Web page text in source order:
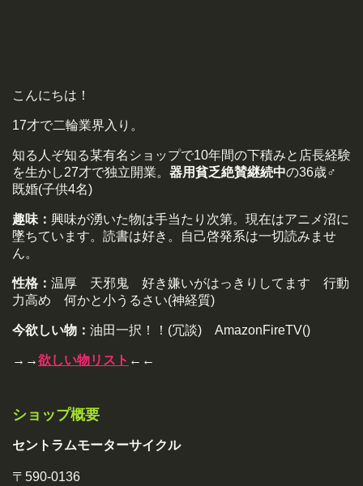
こんにちは！
17才で二輪業界入り。
知る人ぞ知る某有名ショップで10年間の下積みと店長経験
を生かし27才で独立開業。 器用貧乏絶賛継続中の36歳♂
既婚(子供4名)
趣味： 興味が湧いた物は手当たり次第。現在はアニメ沼に
墜ちています。読書は好き。自己啓発系は一切読みませ
ん。
性格： 温厚 天邪鬼 好き嫌いがはっきりしてます 行動
力高め 何かと小うるさい(神経質)
今欲しい物： 油田一択！！(冗談) AmazonFireTV()
→→欲しい物リスト ←←
ショップ概要
セントラムモーターサイクル
〒590-0136